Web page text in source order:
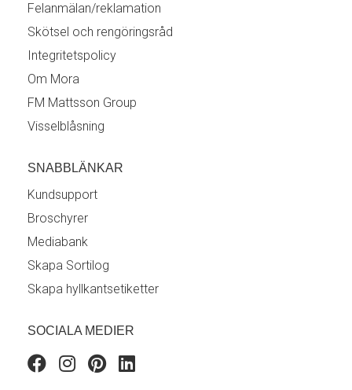
Felanmälan/reklamation
Skötsel och rengöringsråd
Integritetspolicy
Om Mora
FM Mattsson Group
Visselblåsning
SNABBLÄNKAR
Kundsupport
Broschyrer
Mediabank
Skapa Sortilog
Skapa hyllkantsetiketter
SOCIALA MEDIER
FacebookInstagram
Pinterest